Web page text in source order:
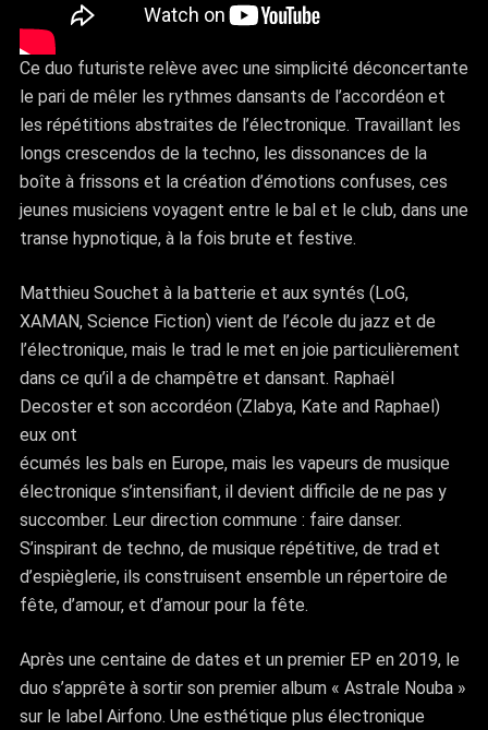
Ce duo futuriste relève avec une simplicité déconcertante
le pari de mêler les rythmes dansants de l’accordéon et
les répétitions abstraites de l’électronique. Travaillant les
longs crescendos de la techno, les dissonances de la
boîte à frissons et la création d’émotions confuses, ces
jeunes musiciens voyagent entre le bal et le club, dans une
transe hypnotique, à la fois brute et festive.
Matthieu Souchet à la batterie et aux syntés (LoG,
XAMAN, Science Fiction) vient de l’école du jazz et de
l’électronique, mais le trad le met en joie particulièrement
dans ce qu’il a de champêtre et dansant. Raphaël
Decoster et son accordéon (Zlabya, Kate and Raphael)
eux ont
écumés les bals en Europe, mais les vapeurs de musique
électronique s’intensifiant, il devient difficile de ne pas y
succomber. Leur direction commune : faire danser.
S’inspirant de techno, de musique répétitive, de trad et
d’espièglerie, ils construisent ensemble un répertoire de
fête, d’amour, et d’amour pour la fête.
Après une centaine de dates et un premier EP en 2019, le
duo s’apprête à sortir son premier album « Astrale Nouba »
sur le label Airfono. Une esthétique plus électronique